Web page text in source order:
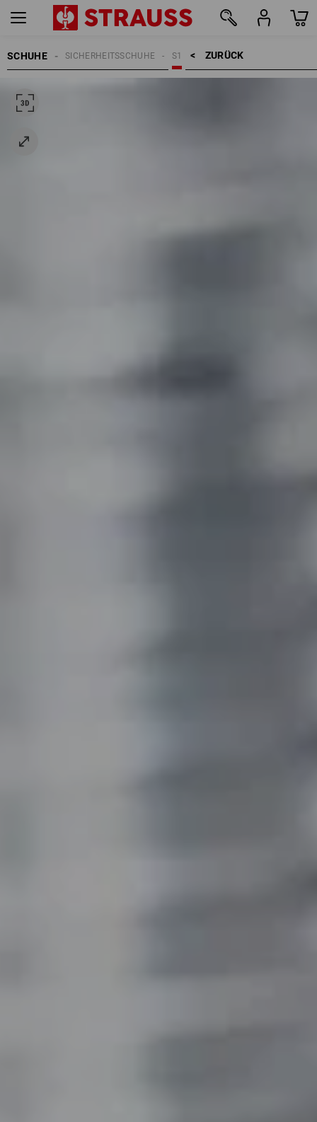
SCHUHE ZURÜCK    >
S1
SICHERHEITSSCHUHE